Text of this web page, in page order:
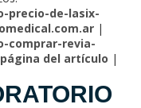
precio-de-lasix-
|
comprar-revia-
del artículo |